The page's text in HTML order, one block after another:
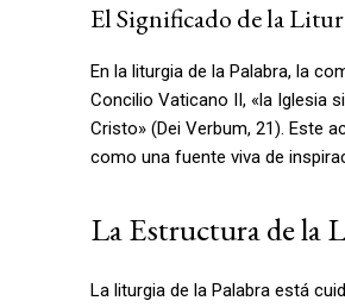
El Significado de la
En la liturgia de la Palabra, la
Concilio Vaticano II, «la Iglesia
Cristo» (Dei Verbum, 21). Este
como una fuente viva de
La Estructura de la
La liturgia de la Palabra está